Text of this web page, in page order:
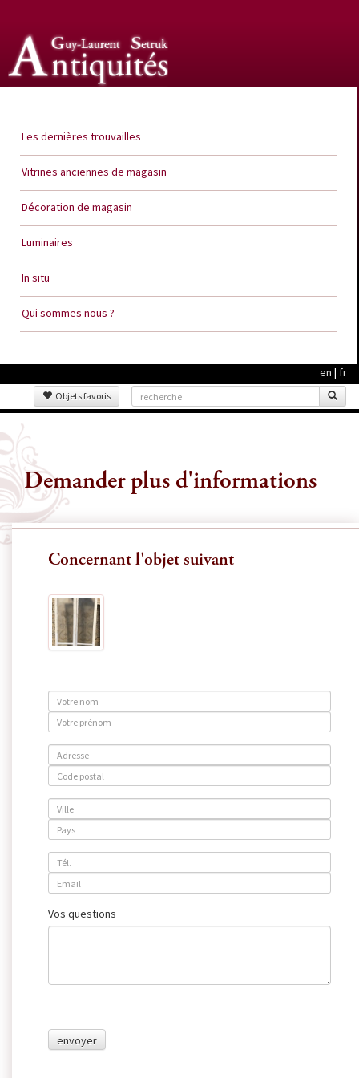
Les dernières trouvailles
Vitrines anciennes de magasin
Décoration de magasin
Luminaires
In situ
Qui sommes nous ?
en | fr
Objets favoris
Demander plus d'informations
Concernant l'objet suivant
Vos questions
envoyer